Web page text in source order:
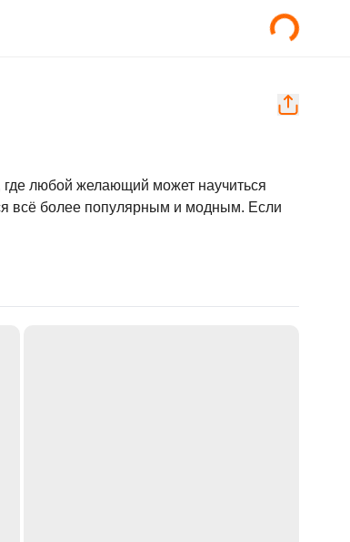
где любой желающий может научиться
всё более популярным и модным. Если